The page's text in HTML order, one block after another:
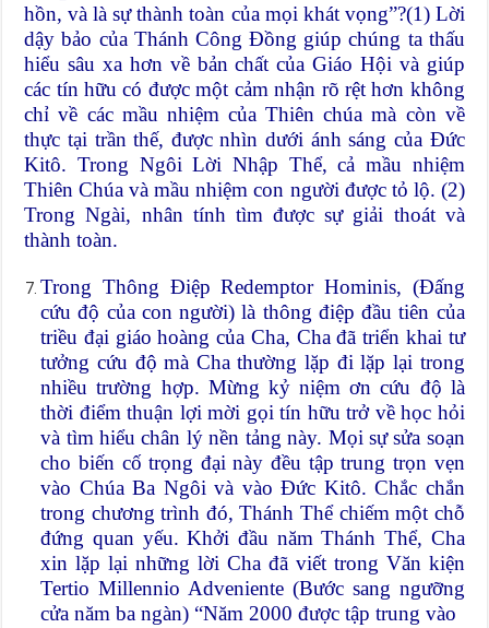
hồn, và là sự thành toàn của mọi khát vọng”?(1) Lời
dậy bảo của Thánh Công Đồng giúp chúng ta thấu
hiểu sâu xa hơn về bản chất của Giáo Hội và giúp
các tín hữu có được một cảm nhận rõ rệt hơn không
chỉ về các mầu nhiệm của Thiên chúa mà còn về
thực tại trần thế, được nhìn dưới ánh sáng của Đức
Kitô. Trong Ngôi Lời Nhập Thể, cả mầu nhiệm
Thiên Chúa và mầu nhiệm con người được tỏ lộ. (2)
Trong Ngài, nhân tính tìm được sự giải thoát và
thành toàn.
Trong Thông Điệp Redemptor Hominis, (Đấng
cứu độ của con người) là thông điệp đầu tiên của
triều đại giáo hoàng của Cha, Cha đã triển khai tư
tưởng cứu độ mà Cha thường lặp đi lặp lại trong
nhiều trường hợp. Mừng kỷ niệm ơn cứu độ là
thời điểm thuận lợi mời gọi tín hữu trở về học hỏi
và tìm hiểu chân lý nền tảng này. Mọi sự sửa soạn
cho biến cố trọng đại này đều tập trung trọn vẹn
vào Chúa Ba Ngôi và vào Đức Kitô. Chắc chắn
trong chương trình đó, Thánh Thể chiếm một chỗ
đứng quan yếu. Khởi đầu năm Thánh Thể, Cha
xin lặp lại những lời Cha đã viết trong Văn kiện
Tertio Millennio Adveniente (Bước sang ngưỡng
cửa năm ba ngàn) “Năm 2000 được tập trung vào